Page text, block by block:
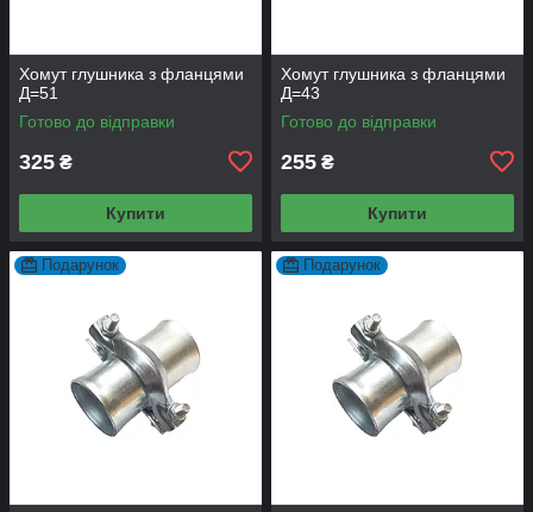
Хомут глушника з фланцями
Д=51
Готово до відправки
325 ₴
Купити
Хомут глушника з фланцями
Д=43
Готово до відправки
255 ₴
Купити
Подарунок Подарунок